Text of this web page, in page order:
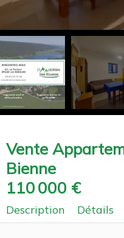
Vente
Bienne
110 000 €
Description Détails